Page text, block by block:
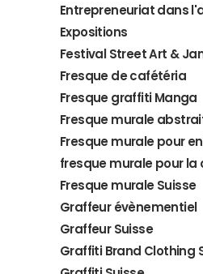
Entrepreneuriat dans
Expositions
Festival Street Art &
Fresque de cafétéria
Fresque graffiti Manga
Fresque murale
Fresque murale pour
fresque murale pour
Fresque murale Suisse
Graffeur évènementiel
Graffeur Suisse
Graffiti Brand Clothing